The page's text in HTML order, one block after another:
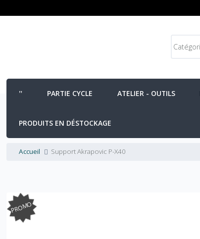
PARTIE CYCLE ATELIER - OUTILS
PRODUITS EN DÉSTOCKAGE
Accueil Support Akrapovic P-X40
PROMO